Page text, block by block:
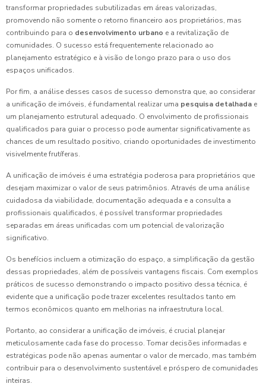
transformar propriedades subutilizadas em áreas valorizadas,
promovendo não somente o retorno financeiro aos proprietários, mas
contribuindo para o desenvolvimento urbano e a revitalização de
comunidades. O sucesso está frequentemente relacionado ao
planejamento estratégico e à visão de longo prazo para o uso dos
espaços unificados.
Por fim, a análise desses casos de sucesso demonstra que, ao considerar
a unificação de imóveis, é fundamental realizar uma pesquisa detalhada e
um planejamento estrutural adequado. O envolvimento de profissionais
qualificados para guiar o processo pode aumentar significativamente as
chances de um resultado positivo, criando oportunidades de investimento
visivelmente frutíferas.
A unificação de imóveis é uma estratégia poderosa para proprietários que
desejam maximizar o valor de seus patrimônios. Através de uma análise
cuidadosa da viabilidade, documentação adequada e a consulta a
profissionais qualificados, é possível transformar propriedades
separadas em áreas unificadas com um potencial de valorização
significativo.
Os benefícios incluem a otimização do espaço, a simplificação da gestão
dessas propriedades, além de possíveis vantagens fiscais. Com exemplos
práticos de sucesso demonstrando o impacto positivo dessa técnica, é
evidente que a unificação pode trazer excelentes resultados tanto em
termos econômicos quanto em melhorias na infraestrutura local.
Portanto, ao considerar a unificação de imóveis, é crucial planejar
meticulosamente cada fase do processo. Tomar decisões informadas e
estratégicas pode não apenas aumentar o valor de mercado, mas também
contribuir para o desenvolvimento sustentável e próspero de comunidades
inteiras.